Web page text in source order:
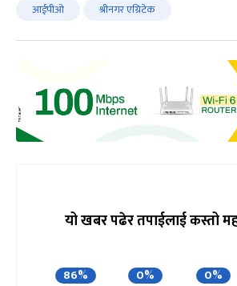
आईपीओ श्रीनगर एग्रिटेक
यो खबर पढेर तपाईलाई कस्तो
86% 0% 0%